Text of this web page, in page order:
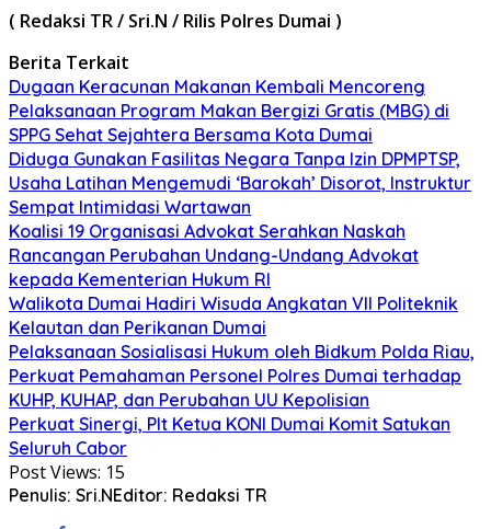
( Redaksi TR / Sri.N / Rilis Polres Dumai )
Berita Terkait
Dugaan Keracunan Makanan Kembali Mencoreng
Pelaksanaan Program Makan Bergizi Gratis (MBG) di
SPPG Sehat Sejahtera Bersama Kota Dumai
Diduga Gunakan Fasilitas Negara Tanpa Izin DPMPTSP,
Usaha Latihan Mengemudi ‘Barokah’ Disorot, Instruktur
Sempat Intimidasi Wartawan
Koalisi 19 Organisasi Advokat Serahkan Naskah
Rancangan Perubahan Undang-Undang Advokat
kepada Kementerian Hukum RI
Walikota Dumai Hadiri Wisuda Angkatan VII Politeknik
Kelautan dan Perikanan Dumai
Pelaksanaan Sosialisasi Hukum oleh Bidkum Polda Riau,
Perkuat Pemahaman Personel Polres Dumai terhadap
KUHP, KUHAP, dan Perubahan UU Kepolisian
Perkuat Sinergi, Plt Ketua KONI Dumai Komit Satukan
Seluruh Cabor
Post Views: 15
Penulis: Sri.NEditor: Redaksi TR